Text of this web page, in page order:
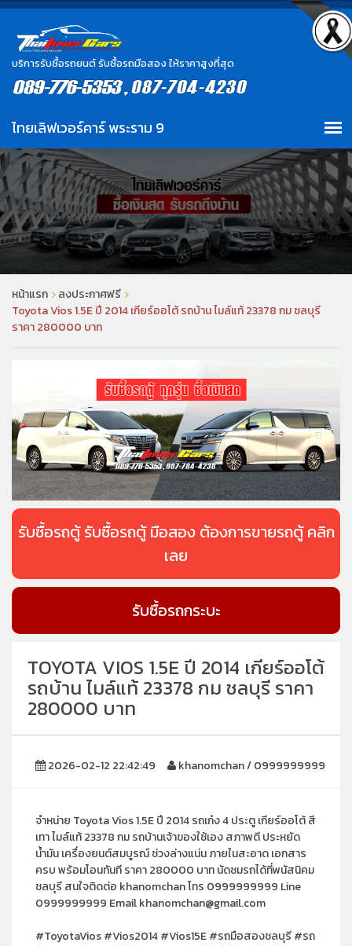
บริการรับซื้อรถยนต์ รับซื้อรถมือสอง ให้ราคาสูงที่สุด
หน้าแรก
ลงประกาศฟรี
Toyota Vios 1.5E ปี 2014 เกียร์ออโต้ รถบ้าน ไมล์แท้ 23378 กม ชลบุรี
ราคา 280000 บาท
รับซื้อรถตู้ รับซื้อรถตู้ มือสอง ต้องการขายรถตู้ คลิก
เลย
รับซื้อรถกระบะ
TOYOTA VIOS 1.5E ปี 2014 เกียร์ออโต้
รถบ้าน ไมล์แท้ 23378 กม ชลบุรี ราคา
280000 บาท
2026-02-12 22:42:49 khanomchan / 0999999999
จำหน่าย Toyota Vios 1.5E ปี 2014 รถเก๋ง 4 ประตู เกียร์ออโต้ สี
เทา ไมล์แท้ 23378 กม รถบ้านเจ้าของใช้เอง สภาพดี ประหยัด
น้ำมัน เครื่องยนต์สมบูรณ์ ช่วงล่างแน่น ภายในสะอาด เอกสาร
ครบ พร้อมโอนทันที ราคา 280000 บาท นัดชมรถได้ที่พนัสนิคม
ชลบุรี สนใจติดต่อ khanomchan โทร 0999999999 Line
0999999999 Email khanomchan@gmail.com
#ToyotaVios #Vios2014 #Vios15E #รถมือสองชลบุรี #รถ